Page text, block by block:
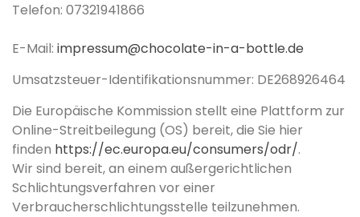
Telefon: 07321941866
E-Mail: impressum@chocolate-in-a-bottle.de
Umsatzsteuer-Identifikationsnummer: DE268926464
Die Europäische Kommission stellt eine Plattform zur
Online-Streitbeilegung (OS) bereit, die Sie hier
finden https://ec.europa.eu/consumers/odr/.
Wir sind bereit, an einem außergerichtlichen
Schlichtungsverfahren vor einer
Verbraucherschlichtungsstelle teilzunehmen.